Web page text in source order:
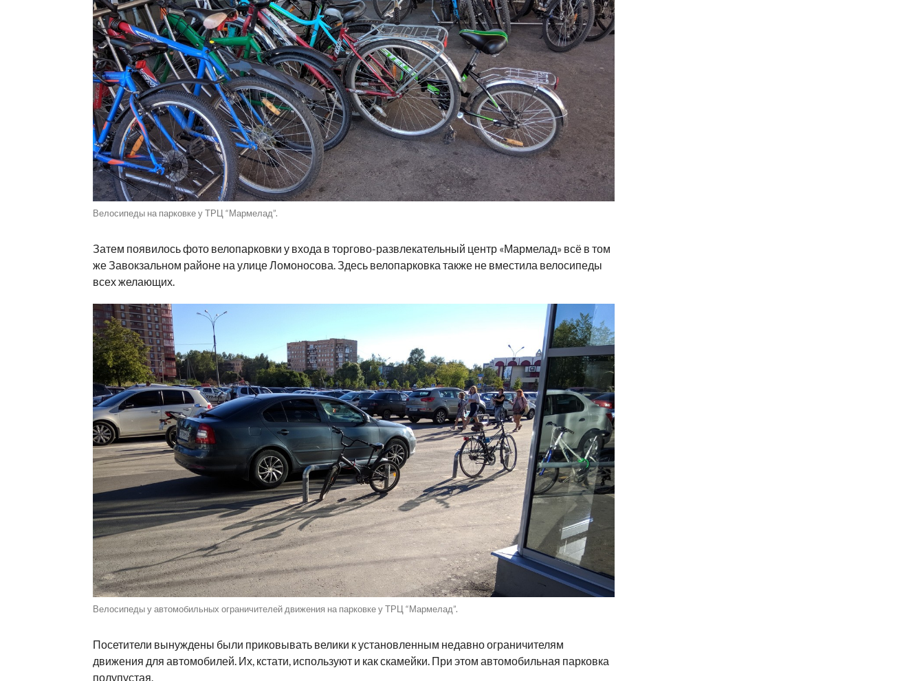
Велосипеды на парковке у ТРЦ “Мармелад”.
Затем появилось фото велопарковки у входа в торгово-развлекательный центр «Мармелад» всё в том
же Завокзальном районе на улице Ломоносова. Здесь велопарковка также не вместила велосипеды
всех желающих.
Велосипеды у автомобильных ограничителей движения на парковке у ТРЦ “Мармелад”.
Посетители вынуждены были приковывать велики к установленным недавно ограничителям
движения для автомобилей. Их, кстати, используют и как скамейки. При этом автомобильная парковка
полупустая.